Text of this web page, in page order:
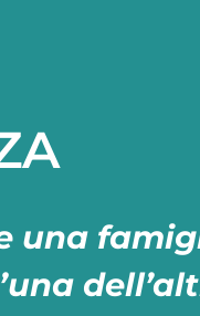
una